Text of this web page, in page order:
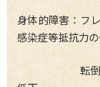
身体的障害：フ
感染症等抵抗力
転倒転落窒